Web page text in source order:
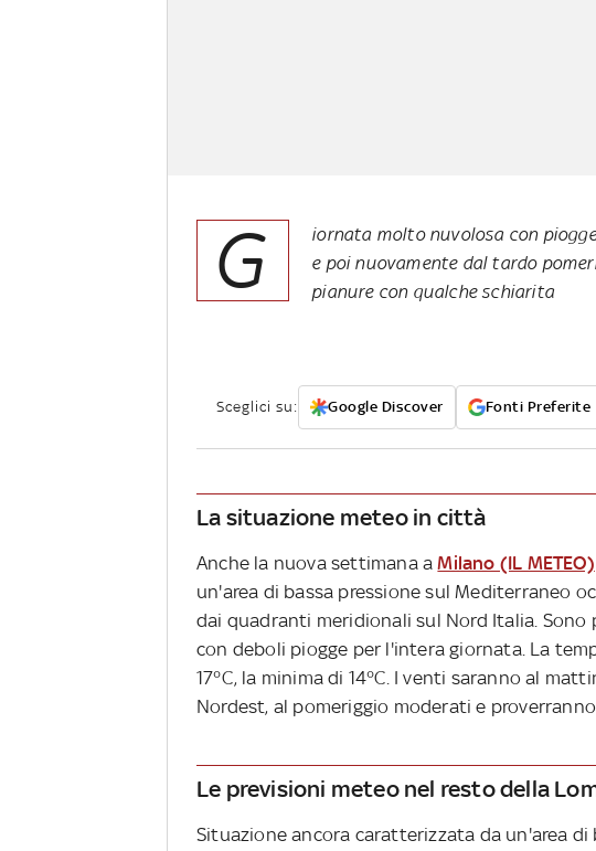
G
iornata molto nuvolosa con
e poi nuovamente dal tardo
pianure con qualche schiarita
Sceglici su: Google Discover Fonti Preferite
La situazione meteo in città
Anche la nuova settimana aMilano (IL METEO)
un'area di bassa pressione sul Mediterraneo
dai quadranti meridionali sul Nord Italia.
con deboli piogge per l'intera giornata. La
17°C, la minima di 14°C. I venti saranno al
Nordest, al pomeriggio moderati e
Le previsioni meteo nel resto della
Situazione ancora caratterizzata da un'area di